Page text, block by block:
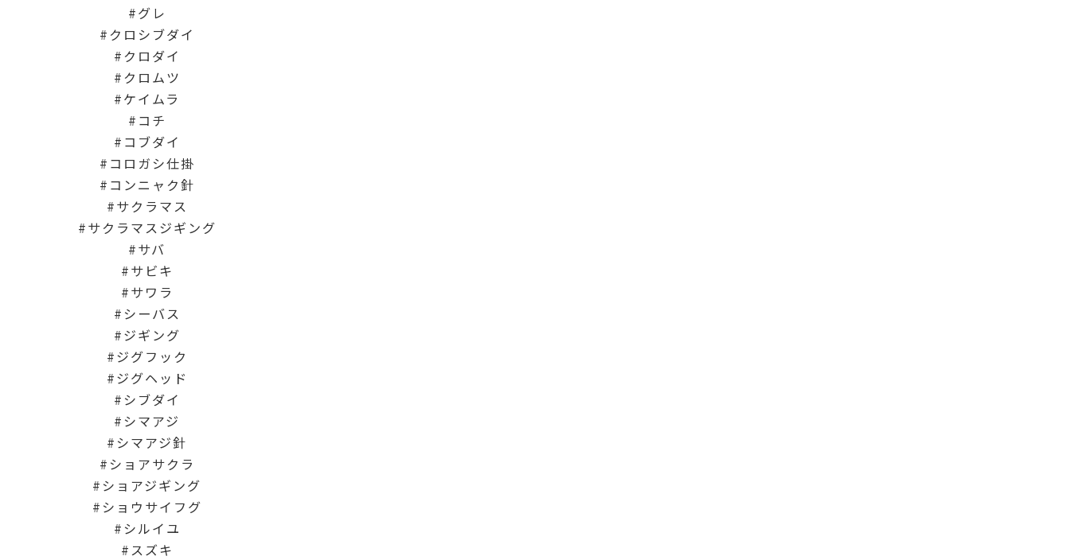
グレ
クロシブダイ
クロダイ
クロムツ
ケイムラ
コチ
コブダイ
コロガシ仕掛
コンニャク針
サクラマス
サクラマスジギング
サバ
サビキ
サワラ
シーバス
ジギング
ジグフック
ジグヘッド
シブダイ
シマアジ
シマアジ針
ショアサクラ
ショアジギング
ショウサイフグ
シルイユ
スズキ